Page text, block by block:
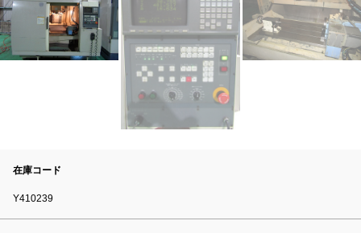
在庫コード
Y410239